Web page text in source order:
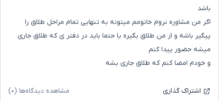
باشد
اگر من مشاوره نروم خانومم میتونه به تنهایی تمام مراحل طلاق را
پیگیر باشه و از من طلاق بگیره یا حتما باید در دفتر ی که طلاق جاری
میشه حضور پیدا کنم
و خودم امضا کنم که طلاق جاری بشه
اشتراک گذاری مشاهده دیدگاه‌ها (۰)